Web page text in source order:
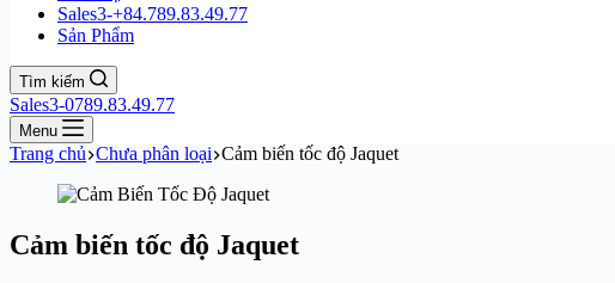
Sales3-+84.789.83.49.77
Sản Phẩm
Tìm kiếm
Sales3-0789.83.49.77
Menu
Trang chủ Chưa phân loại Cảm biến tốc độ Jaquet
Cảm biến tốc độ Jaquet